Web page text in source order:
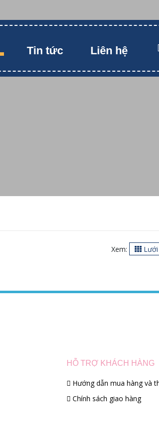
Tin tức Liên hệ
Xem: Lưới
HỖ TRỢ KHÁCH HÀNG
Hướng dẫn mua hàng và
Chính sách giao hàng